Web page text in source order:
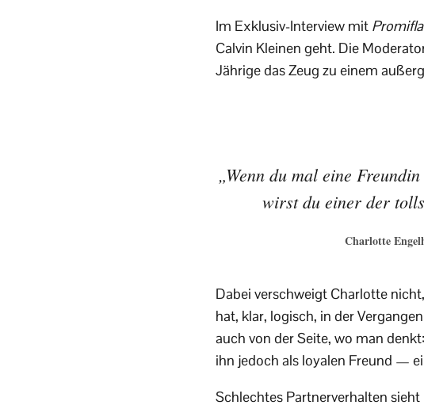
Im Exklusiv-Interview mit
Calvin Kleinen geht. Die
Jährige das Zeug zu einem
„Wenn du mal eine
wirst du einer der
Charlotte
Dabei verschweigt Charlotte
hat, klar, logisch, in der
auch von der Seite, wo man
ihn jedoch als loyalen Freund —
Schlechtes Partnerverhalten